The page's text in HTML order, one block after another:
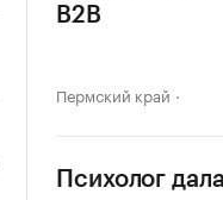
B2B
Пермский край
Психолог